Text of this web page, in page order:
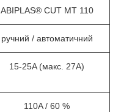
ABIPLAS® CUT MT 110
ручний / автоматичний
15-25A (макс. 27A)
110A / 60 %